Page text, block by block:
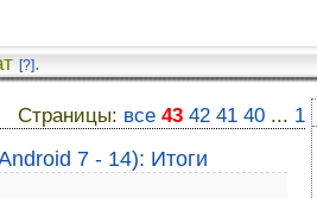
[?].
Страницы: все 43 42 41 40 ... 1
7 - 14): Итоги